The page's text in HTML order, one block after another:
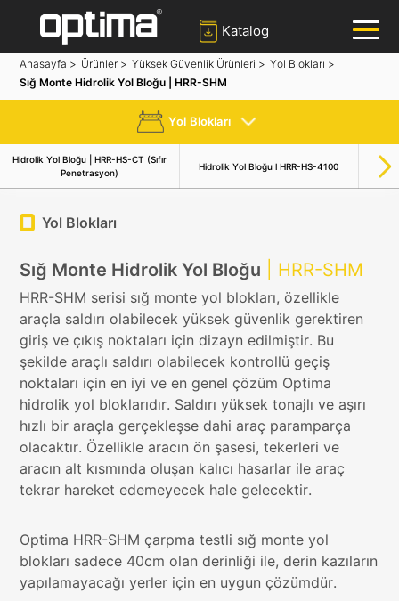
Kayar Kapı Plaka Tanıma Sistemi
Katalog
Anasayfa > Ürünler > Yüksek Güvenlik Ürünleri > Yol Blokları >
Sığ Monte Hidrolik Yol Bloğu | HRR-SHM
Yol Blokları
Hidrolik Yol Bloğu | HRR-HS-CT (Sıfır
Penetrasyon)
Hidrolik Yol Bloğu l HRR-HS-4100
Sığ
Yol Blokları
Sığ Monte Hidrolik Yol Bloğu | HRR-SHM
HRR-SHM serisi sığ monte yol blokları, özellikle
araçla saldırı olabilecek yüksek güvenlik gerektiren
giriş ve çıkış noktaları için dizayn edilmiştir. Bu
şekilde araçlı saldırı olabilecek kontrollü geçiş
noktaları için en iyi ve en genel çözüm Optima
hidrolik yol bloklarıdır. Saldırı yüksek tonajlı ve aşırı
hızlı bir araçla gerçekleşse dahi araç paramparça
olacaktır. Özellikle aracın ön şasesi, tekerleri ve
aracın alt kısmında oluşan kalıcı hasarlar ile araç
tekrar hareket edemeyecek hale gelecektir.
Optima HRR-SHM çarpma testli sığ monte yol
blokları sadece 40cm olan derinliği ile, derin kazıların
yapılamayacağı yerler için en uygun çözümdür.